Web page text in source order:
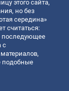
этого сайта,
но без
середина»
считаться:
последующее
с
подобные